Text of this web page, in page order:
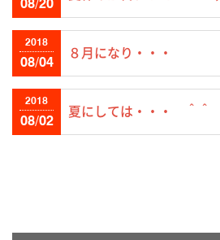
08/20
2018
08/04
８月になり・・・
2018
08/02
夏にしては・・・ ＾＾